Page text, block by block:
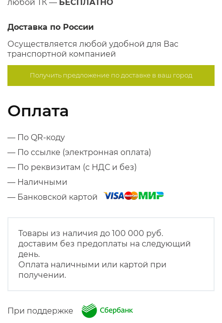
любой ТК — БЕСПЛАТНО
Доставка по России
Осуществляется любой удобной для Вас
транспортной компанией
Получить предложение подоставке в ваш город
Оплата
— По QR-коду
— По ссылке (электронная оплата)
— По реквизитам (с НДС и без)
— Наличными
— Банковской картой
Товары из наличия до 100 000 руб.
доставим без предоплаты на следующий
день.
Оплата наличными или картой при
получении.
При поддержке